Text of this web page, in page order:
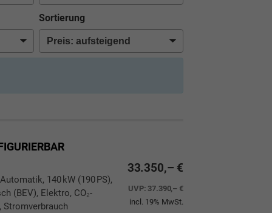
Sortierung
33.350,– €
UVP: 37.390,– €
incl. 19% MwSt.
140 kW (190 PS),
(BEV), Elektro, CO₂-
Stromverbrauch